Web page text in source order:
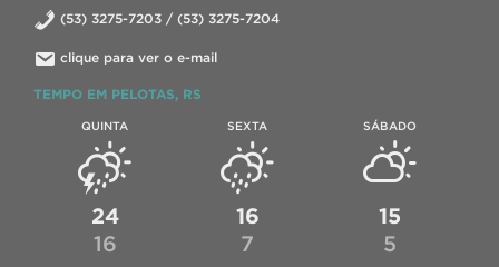
(53) 3275-7203 / (53) 3275-7204
clique para ver o e-mail
TEMPO EM PELOTAS, RS
QUINTA
24
16
SEXTA
16
7
SÁBADO
15
5